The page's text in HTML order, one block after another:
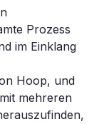
Prozess
im Einklang
Hoop, und
mehreren